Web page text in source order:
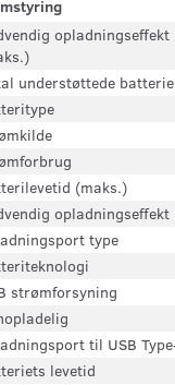
opladningseffekt
understøttede
(maks.)
type
strømforsyning
til USB
levetid